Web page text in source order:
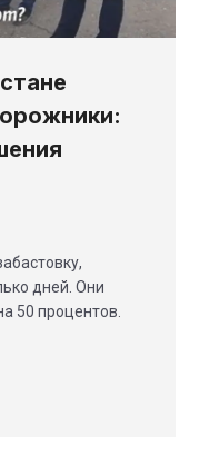
дней. Они
50 процентов.